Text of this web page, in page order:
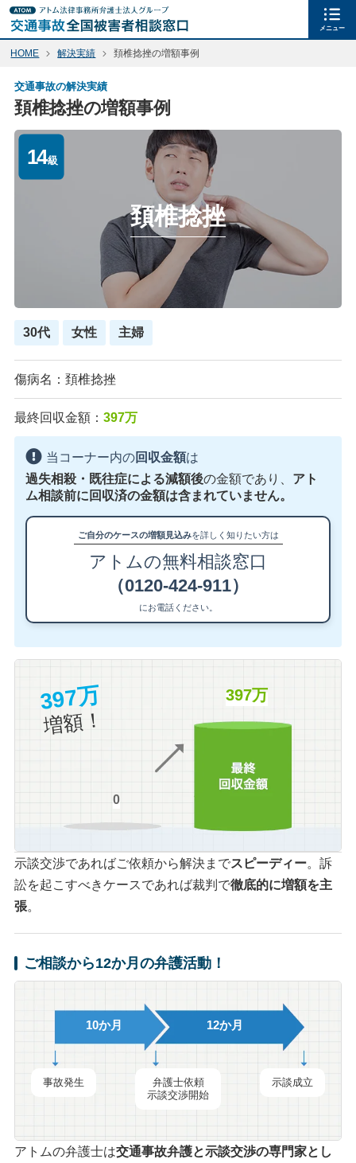
メニュー
HOME 解決実績 頚椎捻挫の増額事例
交通事故の解決実績
頚椎捻挫の増額事例
14級
頚椎捻挫
30代 女性 主婦
傷病名：頚椎捻挫
最終回収金額： 397万
当コーナー内の回収金額は
過失相殺・既往症による減額後の金額であり、 アト
ム相談前に回収済の金額は含まれていません。
ご自分のケースの増額見込みを詳しく知りたい方は
アトムの無料相談窓口
（0120-424-911）
にお電話ください。
397万
増額！
0
397万
示談交渉であればご依頼から解決までスピーディー。訴
訟を起こすべきケースであれば裁判で徹底的に増額を主
張。
ご相談から12か月の弁護活動！
10か月 12か月
事故発生
弁護士依頼
示談交渉開始
示談成立
アトムの弁護士は交通事故弁護と示談交渉の専門家とし